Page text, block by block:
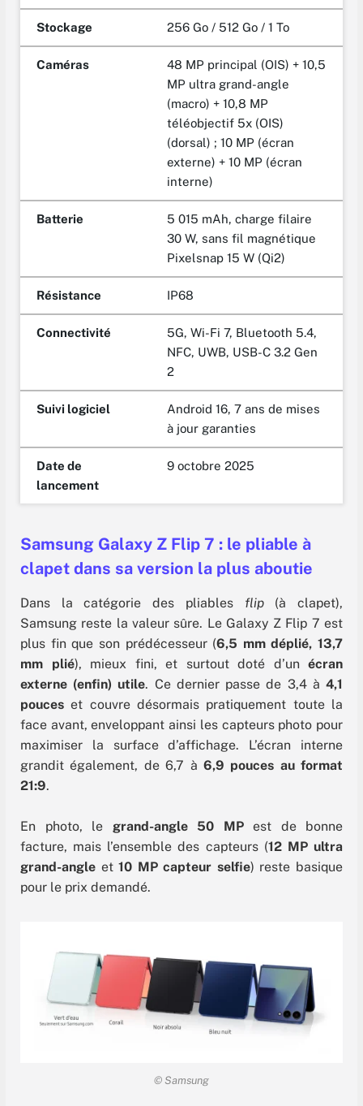
Stockage 256 Go / 512 Go / 1 To
Caméras
48 MP principal (OIS) + 10,5
MP ultra grand-angle
(macro) + 10,8 MP
téléobjectif 5x (OIS)
(dorsal) ; 10 MP (écran
externe) + 10 MP (écran
interne)
Batterie
5 015 mAh, charge filaire
30 W, sans fil magnétique
Pixelsnap 15 W (Qi2)
Résistance IP68
Connectivité
5G, Wi-Fi 7, Bluetooth 5.4,
NFC, UWB, USB-C 3.2 Gen
2
Suivi logiciel
Android 16, 7 ans de mises
à jour garanties
Date de
lancement
9 octobre 2025
Samsung Galaxy Z Flip 7 : le pliable à
clapet dans sa version la plus aboutie
Dans la catégorie des pliables flip(à clapet),
Samsung reste la valeur sûre. Le Galaxy Z Flip 7 est
plus fin que son prédécesseur (6,5 mm déplié, 13,7
mm plié), mieux fini, et surtout doté d’un écran
externe (enfin) utile. Ce dernier passe de 3,4 à4,1
pouces et couvre désormais pratiquement toute la
face avant, enveloppant ainsi les capteurs photo pour
maximiser la surface d’affichage. L’écran interne
grandit également, de 6,7 à 6,9 pouces au format
21:9.
En photo, le grand-angle 50 MPest de bonne
facture, mais l’ensemble des capteurs (12 MP ultra
grand-angle et10 MP capteur selfie) reste basique
pour le prix demandé.
© Samsung